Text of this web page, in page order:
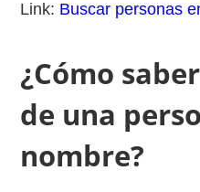
Link: Buscar personas
¿Cómo
de una
nombre?